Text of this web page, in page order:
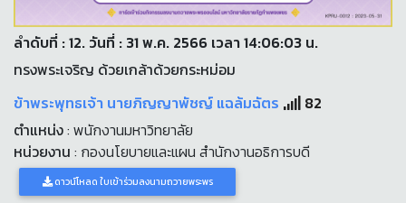
ลำดับที่ : 12. วันที่ : 31 พ.ค. 2566 เวลา 14:06:03 น.
ทรงพระเจริญ ด้วยเกล้าด้วยกระหม่อม
ข้าพระพุทธเจ้า นายภิญญาพัชญ์ แฉล้มฉัตร
82
ตำแหน่ง: พนักงานมหาวิทยาลัย
หน่วยงาน : กองนโยบายและแผน สำนักงานอธิการบดี
ดาวน์โหลด ใบเข้าร่วมลงนามถวายพระพร